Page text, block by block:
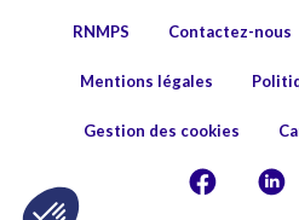
RNMPS Contactez-nous
Mentions légales
Gestion des cookies